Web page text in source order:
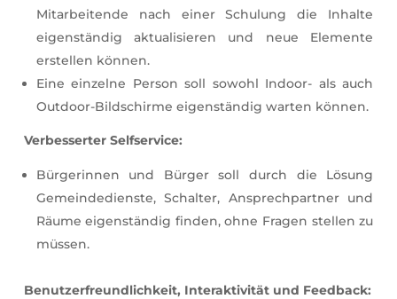
Mitarbeitende nach einer Schulung die Inhalte
eigenständig aktualisieren und neue Elemente
erstellen können.
Eine einzelne Person soll sowohl Indoor- als auch
Outdoor-Bildschirme eigenständig warten können.
Verbesserter Selfservice:
Bürgerinnen und Bürger soll durch die Lösung
Gemeindedienste, Schalter, Ansprechpartner und
Räume eigenständig finden, ohne Fragen stellen zu
müssen.
Benutzerfreundlichkeit, Interaktivität und Feedback: